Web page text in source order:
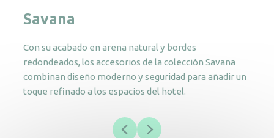
Savana
Con su acabado en arena natural y bordes
redondeados, los accesorios de la colección Savana
combinan diseño moderno y seguridad para añadir un
toque refinado a los espacios del hotel.